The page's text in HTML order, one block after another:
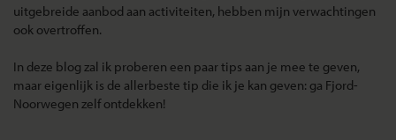
uitgebreide aanbod aan activiteiten, hebben mijn verwachtingen
ook overtroffen.
In deze blog zal ik proberen een paar tips aan je mee te geven,
maar eigenlijk is de allerbeste tip die ik je kan geven: ga Fjord-
Noorwegen zelf ontdekken!